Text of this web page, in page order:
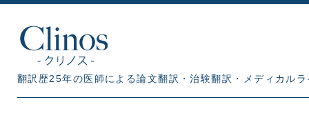
翻訳歴25年の医師による論文翻訳・治験翻訳・メディカル